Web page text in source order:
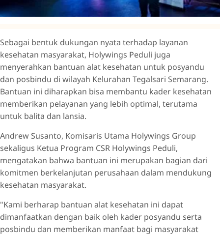
Sebagai bentuk dukungan nyata terhadap layanan
kesehatan masyarakat, Holywings Peduli juga
menyerahkan bantuan alat kesehatan untuk posyandu
dan posbindu di wilayah Kelurahan Tegalsari Semarang.
Bantuan ini diharapkan bisa membantu kader kesehatan
memberikan pelayanan yang lebih optimal, terutama
untuk balita dan lansia.
Andrew Susanto, Komisaris Utama Holywings Group
sekaligus Ketua Program CSR Holywings Peduli,
mengatakan bahwa bantuan ini merupakan bagian dari
komitmen berkelanjutan perusahaan dalam mendukung
kesehatan masyarakat.
"Kami berharap bantuan alat kesehatan ini dapat
dimanfaatkan dengan baik oleh kader posyandu serta
posbindu dan memberikan manfaat bagi masyarakat